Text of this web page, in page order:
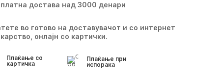
достава над 3000 денари
во готово на доставувачот и со интернет
онлајн со картички.
Плаќање со
картичка
Плаќање при
испорака